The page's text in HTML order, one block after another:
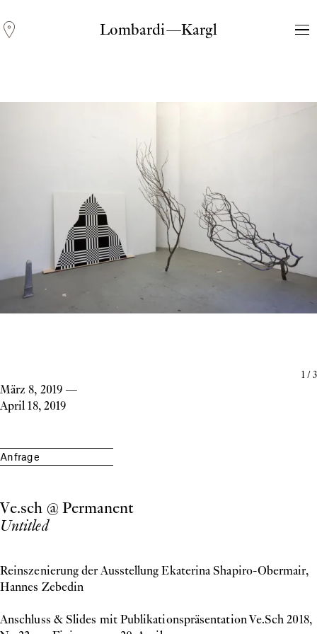
Lombardi—Kargl
Andreas Fogarasi
Three Light Sources
1/3
März 8, 2019—
April 18, 2019
Anfrage
Ve.sch @ Permanent
Untitled
Reinszenierung der Ausstellung Ekaterina Shapiro-Obermair,
Hannes Zebedin
Anschluss & Slides mit Publikationspräsentation Ve.Sch 2018,